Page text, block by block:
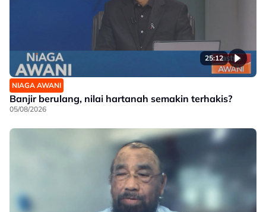
25:12
NIAGA AWANI
Banjir berulang, nilai hartanah semakin terhakis?
05/08/2026